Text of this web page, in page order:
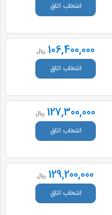
انتخاب اتاق
106,400,000 ریال
انتخاب اتاق
127,300,000 ریال
انتخاب اتاق
129,200,000 ریال
انتخاب اتاق